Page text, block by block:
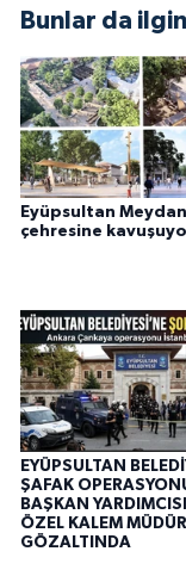
Bunlar da
Eyüpsultan
çehresine
EYÜPSULTAN
ŞAFAK
BAŞKAN
ÖZEL KALEM
GÖZALTINDA